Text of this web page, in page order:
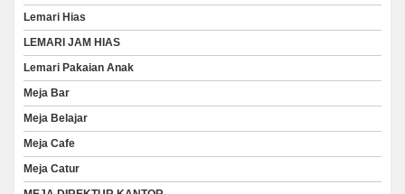
Lemari Hias
LEMARI JAM HIAS
Lemari Pakaian Anak
Meja Bar
Meja Belajar
Meja Cafe
Meja Catur